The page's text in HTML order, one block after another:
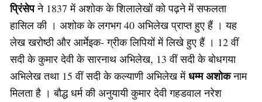
प्रिंसेपने 1837 में अशोक के शिलालेखों को पढ़ने में सफलता
हासिल की । अशोक के लगभग 40 अभिलेख प्राप्त हुए हैं । यह
लेख खरोष्ठी और आर्मेइक- ग्रीक लिपियों में लिखे हुए हैं । 12 वीं
सदी के कुमार देवी के सारनाथ अभिलेख, 13 वीं सदी के बोधगया
अभिलेख तथा 15 वीं सदी के कल्याणी अभिलेख मेंधम्म अशोकनाम
मिलता है । बौद्ध धर्म की अनुयायी कुमार देवी गहडवाल नरेश